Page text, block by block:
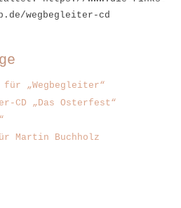
wegbegleiter-cd
für „Wegbegleiter“
CD „Das Osterfest“
Martin Buchholz